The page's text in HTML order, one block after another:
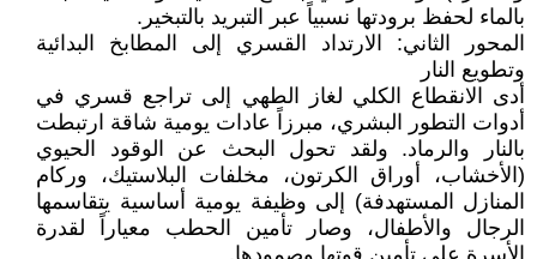
بالماء لحفظ برودتها نسبياً عبر التبريد بالتبخير.
المحور الثاني: الارتداد القسري إلى المطابخ البدائية
وتطويع النار
أدى الانقطاع الكلي لغاز الطهي إلى تراجع قسري في
أدوات التطور البشري، مبرزاً عادات يومية شاقة ارتبطت
بالنار والرماد. ولقد تحول البحث عن الوقود الحيوي
(الأخشاب، أوراق الكرتون، مخلفات البلاستيك، وركام
المنازل المستهدفة) إلى وظيفة يومية أساسية يتقاسمها
الرجال والأطفال، وصار تأمين الحطب معياراً لقدرة